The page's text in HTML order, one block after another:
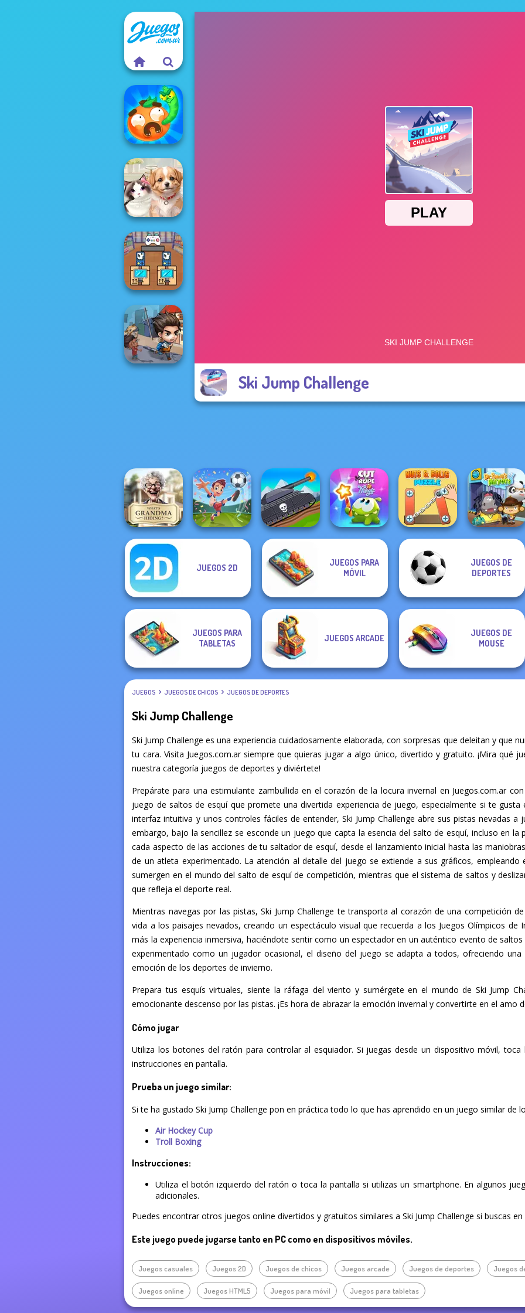
Ski Jump Challenge
Worm Out: Brain
Teaser Games
Pet Salon
Black Friday
Stacker
What Is Grandma
Hiding
Football
Tanks 2D: Tank
Wars
Cut The Rope
Magic
Nuts & Bolts
Puzzle
Dr. Panda Airport
JUEGOS 2D
JUEGOS PARA
MÓVIL
JUEGOS DE
DEPORTES
JUEGOS PARA
TABLETAS
JUEGOS ARCADE
JUEGOS DE
MOUSE
JUEGOS JUEGOS DE CHICOS JUEGOS DE DEPORTES
Ski Jump Challenge
Ski Jump Challenge es una experiencia cuidadosamente elaborada, con sorpresas que deleitan y que
tu cara. Visita Juegos.com.ar siempre que quieras jugar a algo único, divertido y gratuito. ¡Mira qué
nuestra categoría juegos de deportes y diviértete!
Prepárate para una estimulante zambullida en el corazón de la locura invernal en Juegos.com.ar
juego de saltos de esquí que promete una divertida experiencia de juego, especialmente si te
interfaz intuitiva y unos controles fáciles de entender, Ski Jump Challenge abre sus pistas nevadas a
embargo, bajo la sencillez se esconde un juego que capta la esencia del salto de esquí, incluso en la
cada aspecto de las acciones de tu saltador de esquí, desde el lanzamiento inicial hasta las
de un atleta experimentado. La atención al detalle del juego se extiende a sus gráficos, empleando
sumergen en el mundo del salto de esquí de competición, mientras que el sistema de saltos y
que refleja el deporte real.
Mientras navegas por las pistas, Ski Jump Challenge te transporta al corazón de una competición
vida a los paisajes nevados, creando un espectáculo visual que recuerda a los Juegos Olímpicos de
más la experiencia inmersiva, haciéndote sentir como un espectador en un auténtico evento de
experimentado como un jugador ocasional, el diseño del juego se adapta a todos, ofreciendo
emoción de los deportes de invierno.
Prepara tus esquís virtuales, siente la ráfaga del viento y sumérgete en el mundo de Ski Jump
emocionante descenso por las pistas. ¡Es hora de abrazar la emoción invernal y convertirte en el amo
Cómo jugar
Utiliza los botones del ratón para controlar al esquiador. Si juegas desde un dispositivo móvil,
instrucciones en pantalla.
Prueba un juego similar:
Si te ha gustado Ski Jump Challenge pon en práctica todo lo que has aprendido en un juego similar de
Air Hockey Cup
Troll Boxing
Instrucciones:
Utiliza el botón izquierdo del ratón o toca la pantalla si utilizas un smartphone. En algunos
adicionales.
Puedes encontrar otros juegos online divertidos y gratuitos similares a Ski Jump Challenge si buscas
Este juego puede jugarse tanto en PC como en dispositivos móviles.
Juegos casuales Juegos 2D Juegos de chicos Juegos arcade Juegos de deportes Juegos
Juegos online Juegos HTML5 Juegos para móvil Juegos para tabletas